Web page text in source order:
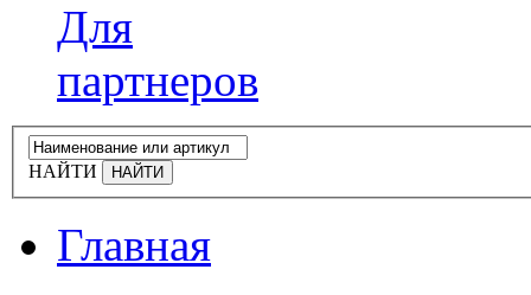
Для
партнеров
НАЙТИ
Главная